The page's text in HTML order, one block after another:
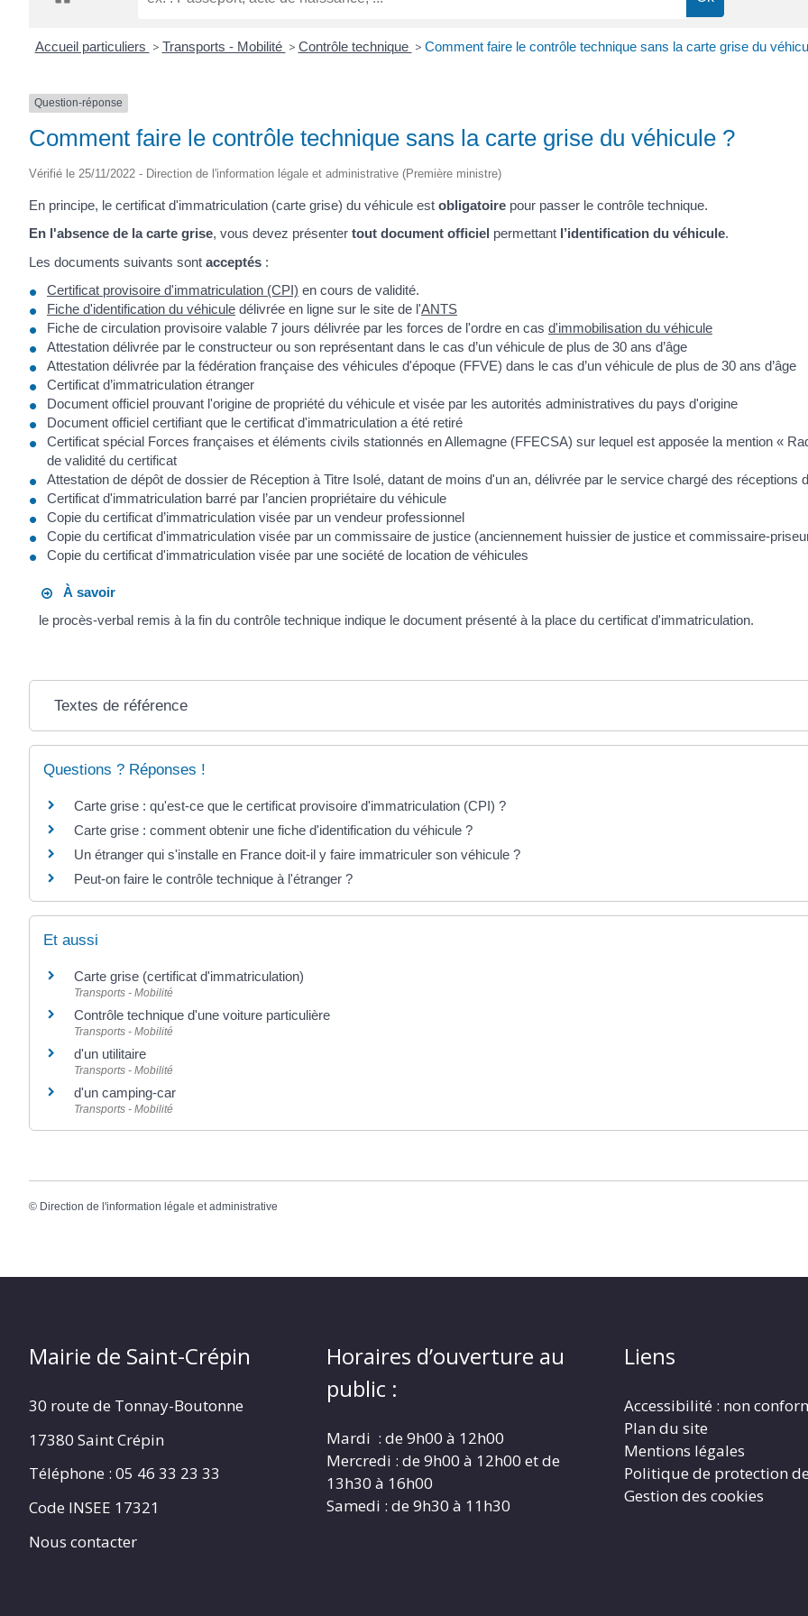
Accueil particuliers > Transports - Mobilité > Contrôle technique > Comment faire le contrôle technique sans la carte grise du
Question-réponse
Comment faire le contrôle technique sans la carte grise du véhicule ?
Vérifié le 25/11/2022 - Direction de l'information légale et administrative (Première ministre)
En principe, le certificat d'immatriculation (carte grise) du véhicule est obligatoire pour passer le contrôle technique.
En l'absence de la carte grise, vous devez présenter tout document officiel permettant l’identification du véhicule.
Les documents suivants sont acceptés :
Certificat provisoire d'immatriculation (CPI) en cours de validité.
Fiche d'identification du véhicule délivrée en ligne sur le site de l'ANTS
Fiche de circulation provisoire valable 7 jours délivrée par les forces de l'ordre en cas d'immobilisation du véhicule
Attestation délivrée par le constructeur ou son représentant dans le cas d’un véhicule de plus de 30 ans d’âge
Attestation délivrée par la fédération française des véhicules d'époque (FFVE) dans le cas d’un véhicule de plus de 30 ans d’âge
Certificat d’immatriculation étranger
Document officiel prouvant l'origine de propriété du véhicule et visée par les autorités administratives du pays d'origine
Document officiel certifiant que le certificat d'immatriculation a été retiré
Certificat spécial Forces françaises et éléments civils stationnés en Allemagne (FFECSA) sur lequel est apposée la mention «
de validité du certificat
Attestation de dépôt de dossier de Réception à Titre Isolé, datant de moins d'un an, délivrée par le service chargé des réceptions
Certificat d'immatriculation barré par l’ancien propriétaire du véhicule
Copie du certificat d’immatriculation visée par un vendeur professionnel
Copie du certificat d'immatriculation visée par un commissaire de justice (anciennement huissier de justice et commissaire-
Copie du certificat d'immatriculation visée par une société de location de véhicules
À savoir
le procès-verbal remis à la fin du contrôle technique indique le document présenté à la place du certificat d'immatriculation.
Textes de référence
Questions ? Réponses !
Carte grise : qu'est-ce que le certificat provisoire d'immatriculation (CPI) ?
Carte grise : comment obtenir une fiche d'identification du véhicule ?
Un étranger qui s'installe en France doit-il y faire immatriculer son véhicule ?
Peut-on faire le contrôle technique à l'étranger ?
Et aussi
Carte grise (certificat d'immatriculation)
Transports - Mobilité
Contrôle technique d'une voiture particulière
Transports - Mobilité
d'un utilitaire
Transports - Mobilité
d'un camping-car
Transports - Mobilité
© Direction de l'information légale et administrative
Mairie de Saint-Crépin
30 route de Tonnay-Boutonne
17380 Saint Crépin
Téléphone : 05 46 33 23 33
Code INSEE 17321
Nous contacter
Horaires d’ouverture au
public :
Mardi : de 9h00 à 12h00
Mercredi : de 9h00 à 12h00 et de
13h30 à 16h00
Samedi : de 9h30 à 11h30
Liens
Accessibilité : non
Plan du site
Mentions légales
Politique de protection
Gestion des cookies